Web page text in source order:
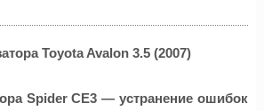
Toyota Avalon 3.5 (2007)
Spider CE3 — устранение ошибок